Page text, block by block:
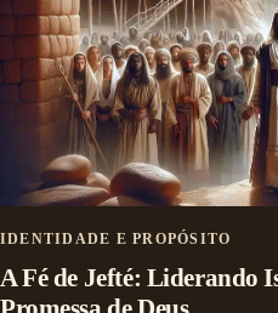
IDENTIDADE E PROPÓSITO
A Fé de Jefté: Liderando